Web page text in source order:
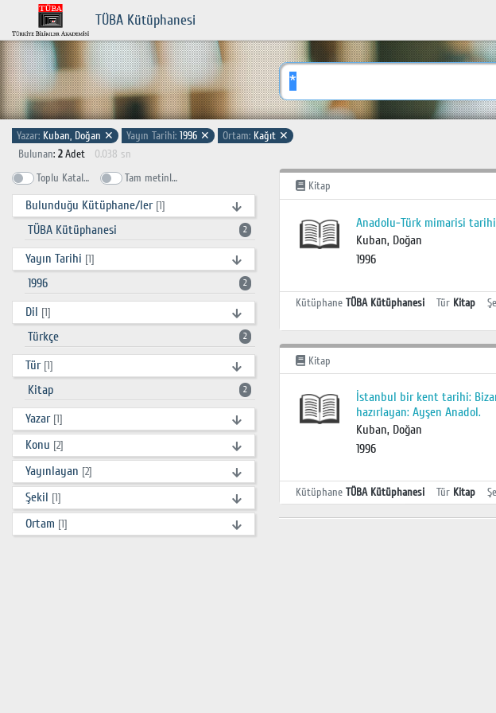
TÜBA Kütüphanesi
Yazar: Kuban, Doğan ✕ Yayın Tarihi: 1996 ✕ Ortam: Kağıt ✕
Bulunan: 2Adet
0.038 sn
Toplu Katalog
Tam metinlerde ara
Bulunduğu Kütüphane/ler [1]
TÜBA Kütüphanesi 2
Yayın Tarihi [1]
1996 2
Dil [1]
Türkçe 2
Tür [1]
Kitap 2
Yazar [1]
Konu [2]
Yayınlayan [2]
Şekil [1]
Ortam [1]
Kitap
Anadolu-Türk mimarisi
Kuban, Doğan
1996
Kütüphane TÜBA Kütüphanesi Tür Kitap
Kitap
İstanbul bir kent tarihi:
hazırlayan: Ayşen Anadol.
Kuban, Doğan
1996
Kütüphane TÜBA Kütüphanesi Tür Kitap